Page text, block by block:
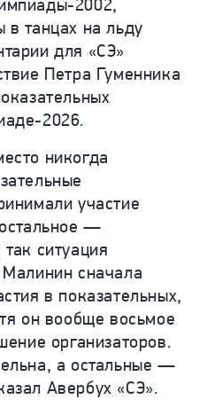
2002,
танцах на льду
для «СЭ»
Петра Гуменника
2026.
никогда
участие
—
ситуация
сначала
в показательных,
он вообще восьмое
организаторов.
а остальные —
Авербух «СЭ».